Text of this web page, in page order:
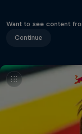
Want to see content
Continue